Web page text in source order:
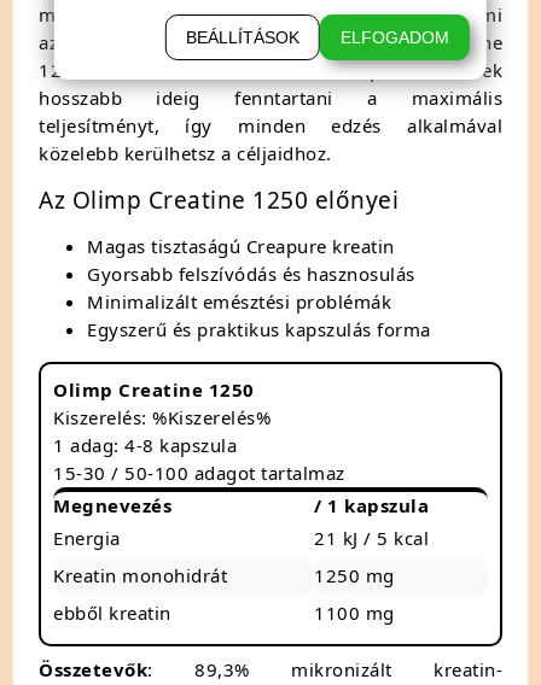
magad elé. A kreatin segít az ATP szintézisben, ami
az izomsejtek fő energiaforrása. Az Olimp Creatine
1250 használatával az izmaid képesek lesznek
hosszabb ideig fenntartani a maximális
teljesítményt, így minden edzés alkalmával
közelebb kerülhetsz a céljaidhoz.
Az Olimp Creatine 1250 előnyei
Magas tisztaságú Creapure kreatin
Gyorsabb felszívódás és hasznosulás
Minimalizált emésztési problémák
Egyszerű és praktikus kapszulás forma
Olimp Creatine 1250
Kiszerelés: %Kiszerelés%
1 adag: 4-8 kapszula
15-30 / 50-100 adagot tartalmaz
Megnevezés
/ 1 kapszula
Energia
21 kJ / 5 kcal
Kreatin monohidrát
1250 mg
ebből kreatin
1100 mg
Összetevők: 89,3% mikronizált kreatin-
BEÁLLÍTÁSOK ELFOGADOM